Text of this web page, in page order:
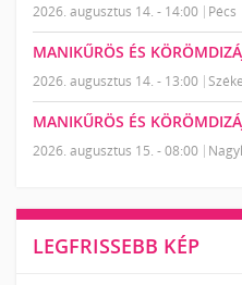
2026. augusztus 14. - 14:00 Pécs
MANIKŰRÖS ÉS
2026. augusztus 14. - 13:00
MANIKŰRÖS ÉS
2026. augusztus 15. - 08:00
LEGFRISSEBB KÉP